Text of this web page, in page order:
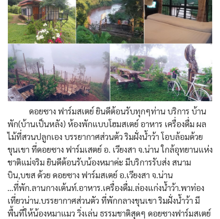
ดอยซาง ฟาร์มสเตย์ ยินดีต้อนรับทุกๆท่าน บริการ บ้าน
พัก(บ้านเป็นหลัง) ห้องพักแบบโฮมสเตย์ อาหาร เครื่องดื่ม ผล
ไม้ที่สวนปลูกเอง บรรยากาศส่วนต้ว ริมฝั่งน้ำว้า โอบล้อมด้วย
ขุนเขา ที่ดอยซาง ฟาร์มเสตย์ อ. เวียงสา จ.น่าน ใกล้อุทยานแห่ง
ชาติแม่จริม ยินดีต้อนรับน้องหมาค่ะ มีบริการรับส่ง สนาม
บิน,บขส ด้วย ดอยซาง ฟาร์มสเตย์ อ.เวียงสา จ.น่าน
...ที่พัก.ลานกางเต้นท์.อาหาร.เครื่องดื่ม.ล่องแก่งน้ำว้า.พาท่อง
เที่ยวน่าน.บรรยากาศส่วนตัว ที่พักกลางขุนเขา ริมฝั่งน้ำว้า มี
พื้นที่ให้น้องหมาแมว วิ่งเล่น ธรรมชาติสุดๆ ดอยซางฟาร์มสเตย์